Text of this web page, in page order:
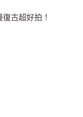
古超好拍！